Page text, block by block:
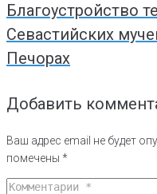
Благоустройство
Севастийских
Печорах
Добавить
Ваш адрес email не будет
помечены *